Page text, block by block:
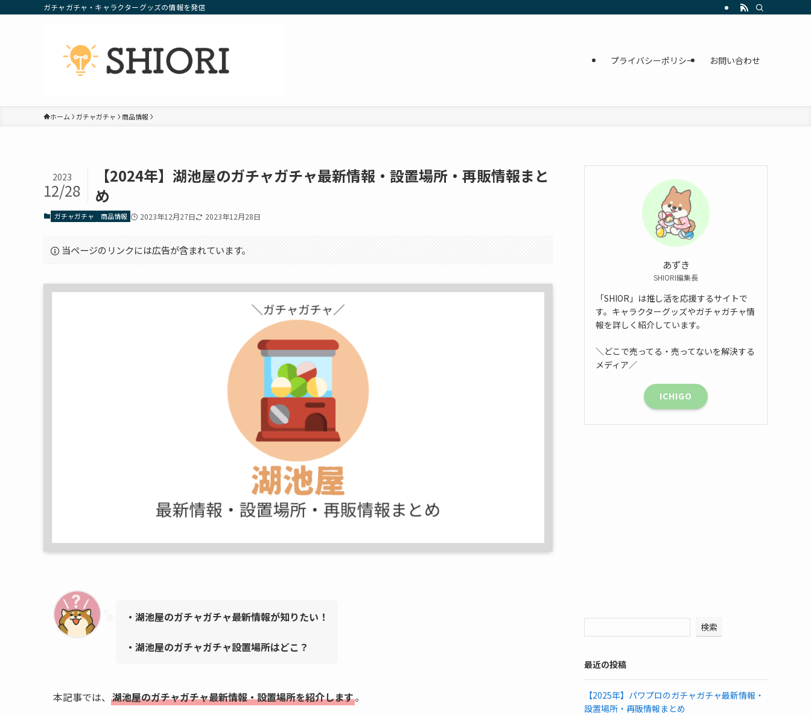
ガチャガチャ・キャラクターグッズの情報を発信
プライバシーポリシー お問い合わせ
ホーム ガチャガチャ 商品情報
【2024年】湖池屋のガチャガチャ最新情報・設置場所・再販情報まと
め
2023
12/28
ガチャガチャ 商品情報 2023年12月27日 2023年12月28日
当ページのリンクには広告が含まれています。
・湖池屋のガチャガチャ最新情報が知りたい！
・ 湖池屋のガチャガチャ設置場所はどこ？
本記事では、 湖池屋のガチャガチャ最新情報・設置場所を紹介します。
あずき
SHIORI編集長
「SHIOR」は推し活を応援するサイトで
す。キャラクターグッズやガチャガチャ情
報を詳しく紹介しています。
＼どこで売ってる・売ってないを解決する
メディア／
ICHIGO
検索
最近の投稿
【2025年】パワプロのガチャガチャ最新情報・
設置場所・再販情報まとめ